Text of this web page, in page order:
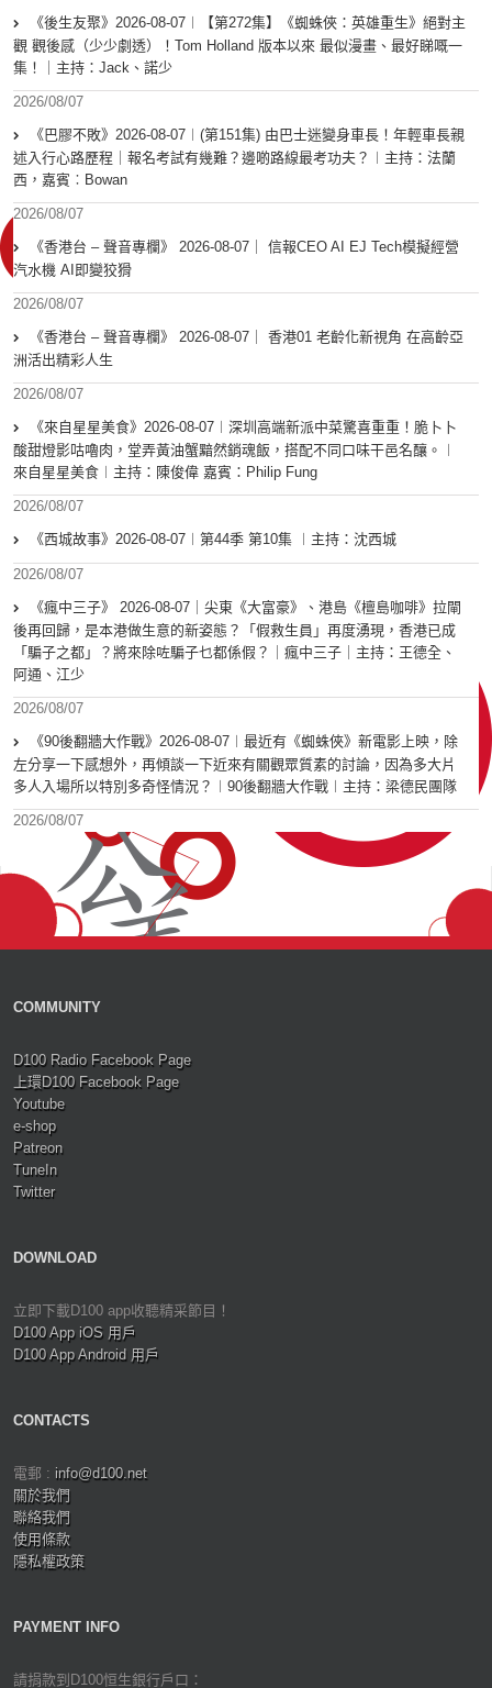
《後生友聚》2026-08-07︱【第272集】《蜘蛛俠：英雄重生》絕對主
觀 觀後感（少少劇透）！Tom Holland 版本以來 最似漫畫、最好睇嘅一
集！｜主持：Jack、諾少
2026/08/07
《巴膠不敗》2026-08-07︱(第151集) 由巴士迷變身車長！年輕車長親
述入行心路歷程｜報名考試有幾難？邊啲路線最考功夫？︱主持：法蘭
西，嘉賓︰Bowan
2026/08/07
《香港台 – 聲音專欄》 2026-08-07｜ 信報CEO AI EJ Tech模擬經營
汽水機 AI即變狡猾
2026/08/07
《香港台 – 聲音專欄》 2026-08-07｜ 香港01 老齡化新視角 在高齡亞
洲活出精彩人生
2026/08/07
《來自星星美食》2026-08-07︱深圳高端新派中菜驚喜重重！脆卜卜
酸甜燈影咕嚕肉，堂弄黃油蟹黯然銷魂飯，搭配不同口味干邑名釀。︱
來自星星美食︱主持：陳俊偉 嘉賓：Philip Fung
2026/08/07
《西城故事》2026-08-07︱第44季 第10集 ︱主持：沈西城
2026/08/07
《瘋中三子》 2026-08-07｜尖東《大富豪》、港島《檀島咖啡》拉閘
後再回歸，是本港做生意的新姿態？「假救生員」再度湧現，香港已成
「騙子之都」？將來除咗騙子乜都係假？｜瘋中三子｜主持：王德全、
阿通、江少
2026/08/07
《90後翻牆大作戰》2026-08-07︱最近有《蜘蛛俠》新電影上映，除
左分享一下感想外，再傾談一下近來有關觀眾質素的討論，因為多大片
多人入場所以特別多奇怪情況？︱90後翻牆大作戰︱主持：梁德民團隊
2026/08/07
COMMUNITY
D100 Radio Facebook Page
上環D100 Facebook Page
Youtube
e-shop
Patreon
TuneIn
Twitter
DOWNLOAD
立即下載D100 app收聽精采節目！
D100 App iOS 用戶
D100 App Android 用戶
CONTACTS
電郵 : info@d100.net
關於我們
聯絡我們
使用條款
隱私權政策
PAYMENT INFO
請捐款到D100恒生銀行戶口：